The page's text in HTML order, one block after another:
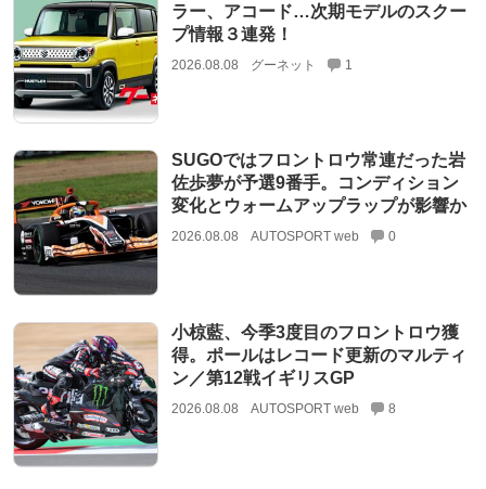
ラー、アコード…次期モデルのスクー
プ情報３連発！
2026.08.08 グーネット 1
SUGOではフロントロウ常連だった岩
佐歩夢が予選9番手。コンディション
変化とウォームアップラップが影響か
2026.08.08 AUTOSPORT web 0
小椋藍、今季3度目のフロントロウ獲
得。ポールはレコード更新のマルティ
ン／第12戦イギリスGP
2026.08.08 AUTOSPORT web 8